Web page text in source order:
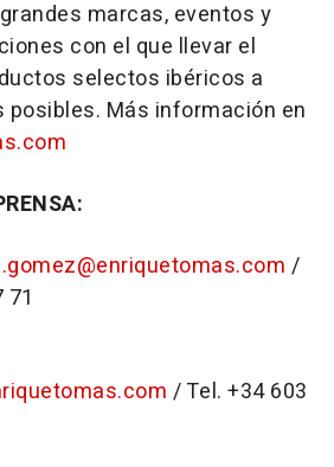
marcas, eventos y
con el que llevar el
selectos ibéricos a
Más información en
/
71
/ Tel. +34 603